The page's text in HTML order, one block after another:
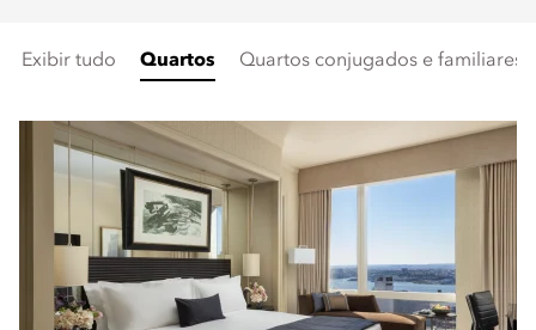
Exibir tudo Quartos Quartos conjugados e familiares